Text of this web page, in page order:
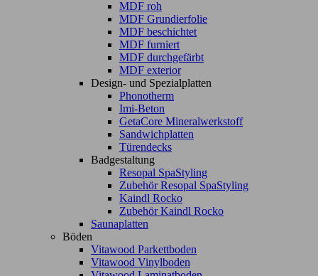
MDF roh
MDF Grundierfolie
MDF beschichtet
MDF furniert
MDF durchgefärbt
MDF exterior
Design- und Spezialplatten
Phonotherm
Imi-Beton
GetaCore Mineralwerkstoff
Sandwichplatten
Türendecks
Badgestaltung
Resopal SpaStyling
Zubehör Resopal SpaStyling
Kaindl Rocko
Zubehör Kaindl Rocko
Saunaplatten
Böden
Vitawood Parkettboden
Vitawood Vinylboden